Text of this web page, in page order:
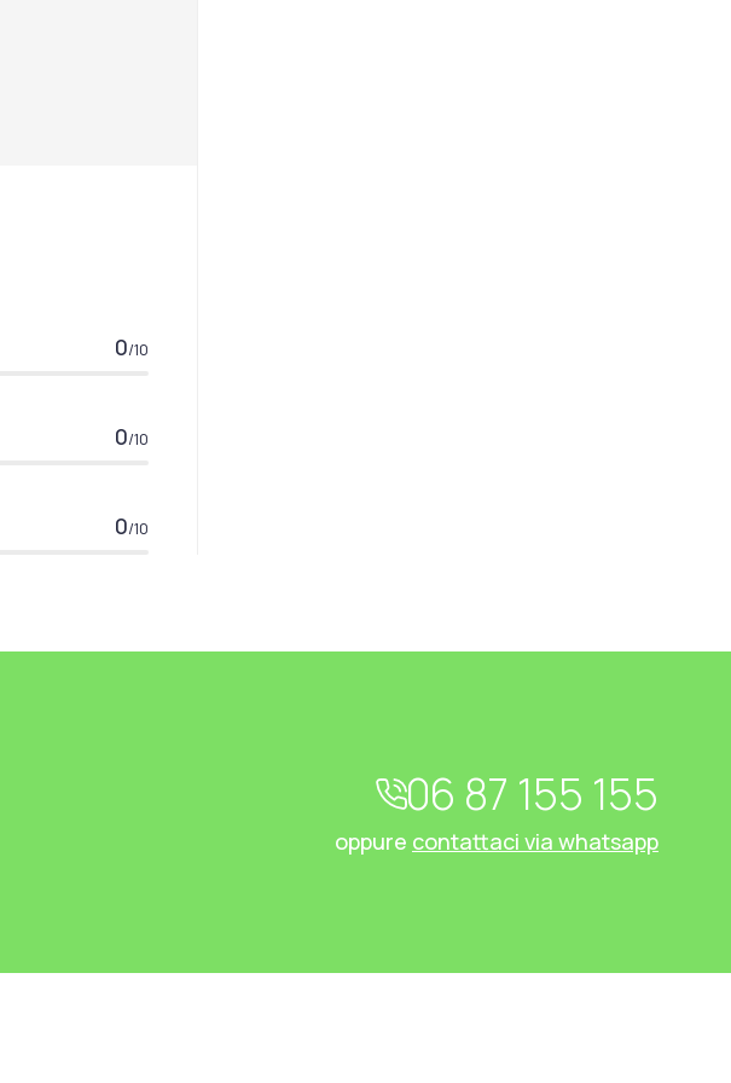
0/10
0/10
0/10
06 87 155 155
oppure contattaci via whatsapp